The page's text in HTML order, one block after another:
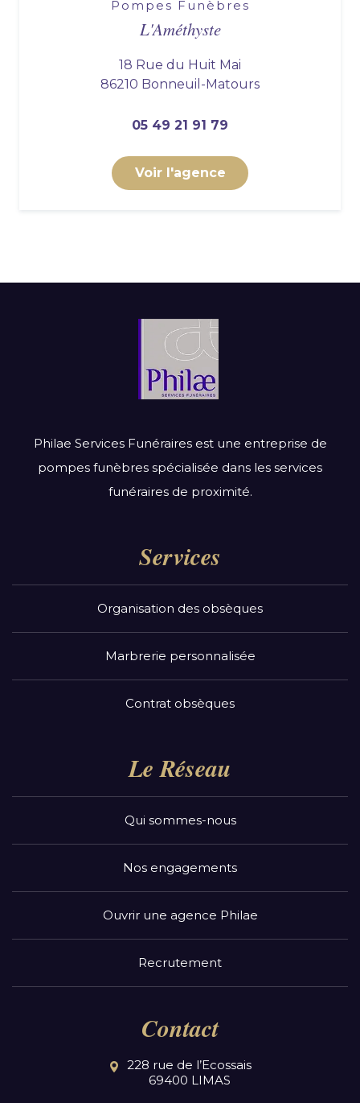
Pompes Funèbres
L'Améthyste
18 Rue du Huit Mai
86210 Bonneuil-Matours
05 49 21 91 79
Voir l'agence
Philae Services Funéraires est une entreprise de
pompes funèbres spécialisée dans les services
funéraires de proximité.
Services
Organisation des obsèques
Marbrerie personnalisée
Contrat obsèques
Le Réseau
Qui sommes-nous
Nos engagements
Ouvrir une agence Philae
Recrutement
Contact
228 rue de l’Ecossais
69400 LIMAS